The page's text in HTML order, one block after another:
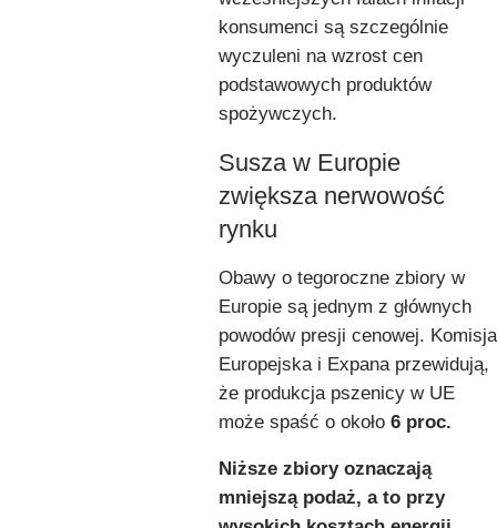
konsumenci są szczególnie
wyczuleni na wzrost cen
podstawowych produktów
spożywczych.
Susza w Europie
zwiększa nerwowość
rynku
Obawy o tegoroczne zbiory w
Europie są jednym z głównych
powodów presji cenowej. Komisja
Europejska i Expana przewidują,
że produkcja pszenicy w UE
może spaść o około 6 proc.
Niższe zbiory oznaczają
mniejszą podaż, a to przy